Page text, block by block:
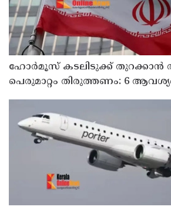
ഹോര്‍മൂസ് കടലിടുക്ക് തുറക്കാന്‍
പെരുമാറ്റം തിരുത്തണം: 6